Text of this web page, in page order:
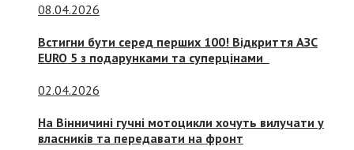
08.04.2026
Встигни бути серед перших 100! Відкриття АЗС
EURO 5 з подарунками та суперцінами
02.04.2026
На Вінничині гучні мотоцикли хочуть вилучати у
власників та передавати на фронт